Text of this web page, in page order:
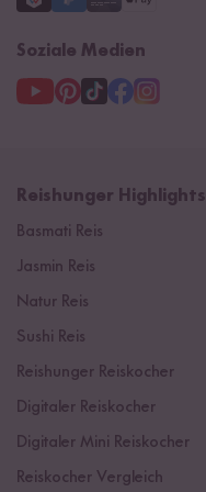
Soziale Medien
Reishunger Highlights
Basmati Reis
Jasmin Reis
Natur Reis
Sushi Reis
Reishunger Reiskocher
Digitaler Reiskocher
Digitaler Mini Reiskocher
Reiskocher Vergleich